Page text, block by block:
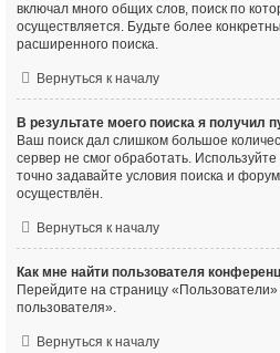
включал много общих слов, поиск по
осуществляется. Будьте более
расширенного поиска.
Вернуться к началу
В результате моего поиска я получил
Ваш поиск дал слишком большое
сервер не смог обработать.
точно задавайте условия поиска и
осуществлён.
Вернуться к началу
Как мне найти пользователя
Перейдите на страницу
пользователя».
Вернуться к началу